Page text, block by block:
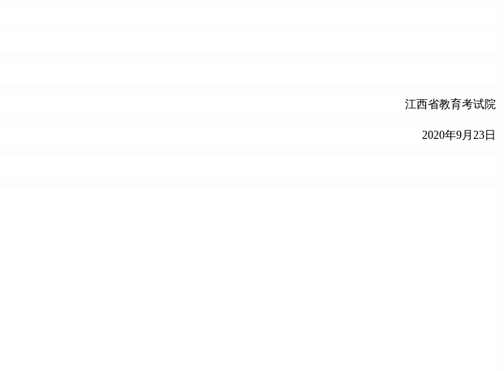
江西省教育考试院
2020年9月23日